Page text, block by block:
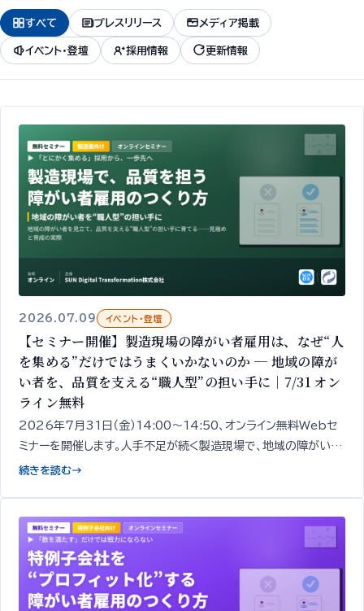
すべて プレスリリース メディア掲載
イベント・登壇 採用情報 更新情報
2026.07.09 イベント・登壇
【セミナー開催】製造現場の障がい者雇用は、なぜ“人
を集める”だけではうまくいかないのか ─ 地域の障が
い者を、品質を支える“職人型”の担い手に｜7/31 オン
ライン無料
2026年7月31日（金）14:00〜14:50、オンライン無料Webセ
ミナーを開催します。人手不足が続く製造現場で、地域の障がい者
を「品質を担う“職人型”の担い手」として定着させるための「見極
続きを読む→